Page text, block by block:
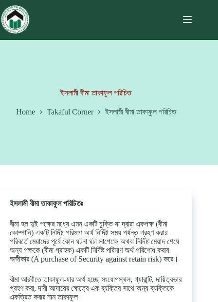
ইসলামী বীমা তাকাফুল পরিচিত
Home Takaful Corner ইসলামী বীমা তাকাফুল পরিচিত
ইসলামী বীমা তাকাফুল পরিচিতঃ
বীমা হল দুই পক্ষের মধ্যে এমন একটি চুক্তি যা দ্বারা একপক্ষ (বীমা
কোম্পানি) একটি নির্দিষ্ট পরিমাণ অর্থ নির্দিষ্ট সময় পর্যন্ত গ্রহণ করার
পরিবর্তে মেয়াদের পূর্বে কোন ঘটনা ঘটা সাপেক্ষে অথবা নির্দিষ্ট মেয়াদ শেষে
অন্য পক্ষকে (বীমা গ্রাহক) একটি নির্দিষ্ট পরিমাণ অর্থ পরিশোধ করার
অঙ্গীকার (A purchase of Security against retain risk) করে।
বীমা আরবীতে তাকাফুল-যার অর্থ হচ্ছে সংযোগস্থল, গ্যারান্টি, দায়িত্বভার
গ্রহণ করা, দাবী আদায়ের ক্ষেত্রে এক ব্যক্তির সাথে অন্য ব্যক্তিকে
একত্রিত করার নাম তাকাফুল।